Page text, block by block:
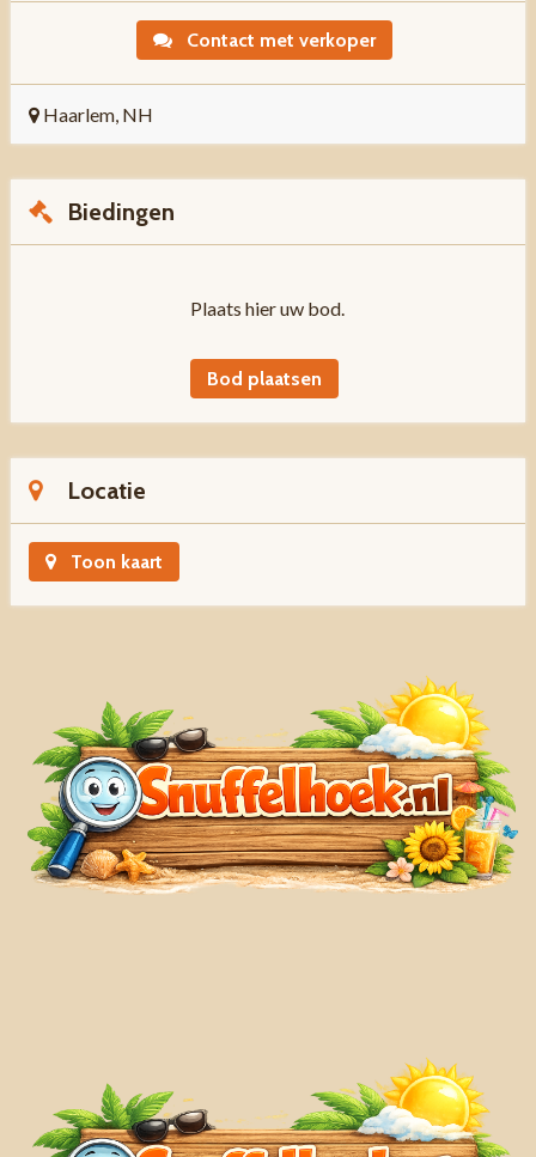
Contact met verkoper
Haarlem, NH
Biedingen
Plaats hier uw bod.
Bod plaatsen
Locatie
Toon kaart